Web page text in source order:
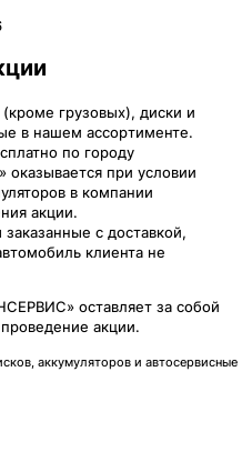
грузовых), диски и
в нашем ассортименте.
по городу
оказывается при условии
в компании
акции.
с доставкой,
клиента не
оставляет за собой
акции.
аккумуляторов и автосервисные